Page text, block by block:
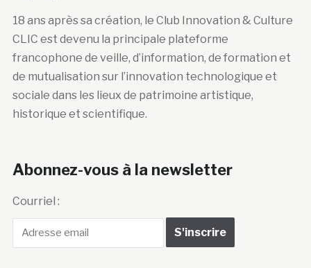
18 ans après sa création, le Club Innovation & Culture
CLIC est devenu la principale plateforme
francophone de veille, d’information, de formation et
de mutualisation sur l’innovation technologique et
sociale dans les lieux de patrimoine artistique,
historique et scientifique.
Abonnez-vous à la newsletter
Courriel :